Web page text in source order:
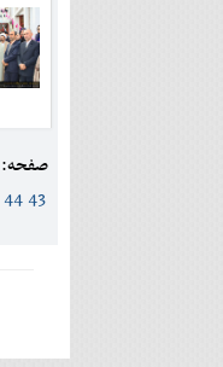
صفحه:
43
44